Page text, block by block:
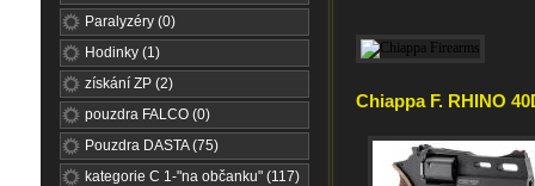
Paralyzéry (0)
Hodinky (1)
získání ZP (2)
pouzdra FALCO (0)
Pouzdra DASTA (75)
kategorie C 1-"na občanku" (117)
Chiappa F. RHINO